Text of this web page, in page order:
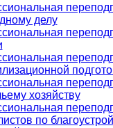
делу
хозяйству
по